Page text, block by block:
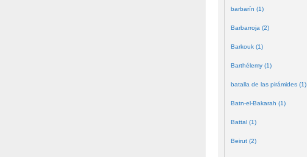
barbarín (1)
Barbarroja (2)
Barkouk (1)
Barthélemy (1)
batalla de las pirámides (1)
Batn-el-Bakarah (1)
Battal (1)
Beirut (2)